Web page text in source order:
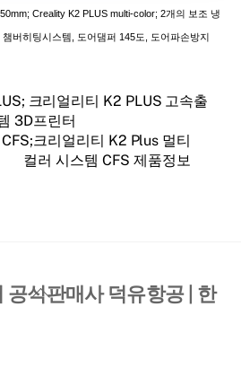
Creality K2 PLUS multi-color; 2개의 보조 냉
버히팅시스템, 도어댐퍼 145도, 도어파손방지
크리얼리티 K2 PLUS 고속출
3D프린터
크리얼리티 K2 Plus 멀티
컬러 시스템 CFS 제품정보
Back
공식판매사 덕유항공 | 한